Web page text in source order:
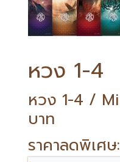
หวง 1-4
หวง 1-4 /
บาท
ราคาลดพิเศ